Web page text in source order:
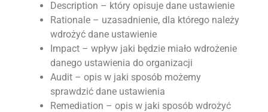
Description – który opisuje dane ustawienie
Rationale – uzasadnienie, dla którego należy
wdrożyć dane ustawienie
Impact – wpływ jaki będzie miało wdrożenie
danego ustawienia do organizacji
Audit – opis w jaki sposób możemy
sprawdzić dane ustawienia
Remediation – opis w jaki sposób wdrożyć